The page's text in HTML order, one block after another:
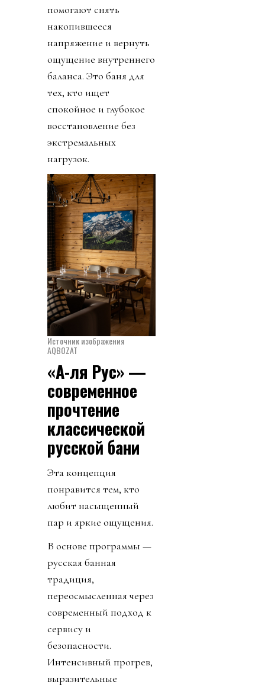
помогают снять
накопившееся
напряжение и вернуть
ощущение внутреннего
баланса. Это баня для
тех, кто ищет
спокойное и глубокое
восстановление без
экстремальных
нагрузок.
Источник изображения
AQBOZAT
«А-ля Рус» —
современное
прочтение
классической
русской бани
Эта концепция
понравится тем, кто
любит насыщенный
пар и яркие ощущения.
В основе программы —
русская банная
традиция,
переосмысленная через
современный подход к
сервису и
безопасности.
Интенсивный прогрев,
выразительные